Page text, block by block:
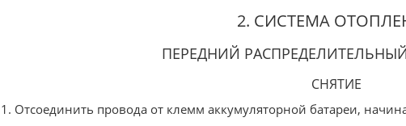
2. СИСТЕМА
ПЕРЕДНИЙ
СНЯТИЕ
1. Отсоединить провода от клемм аккумуляторной батареи,